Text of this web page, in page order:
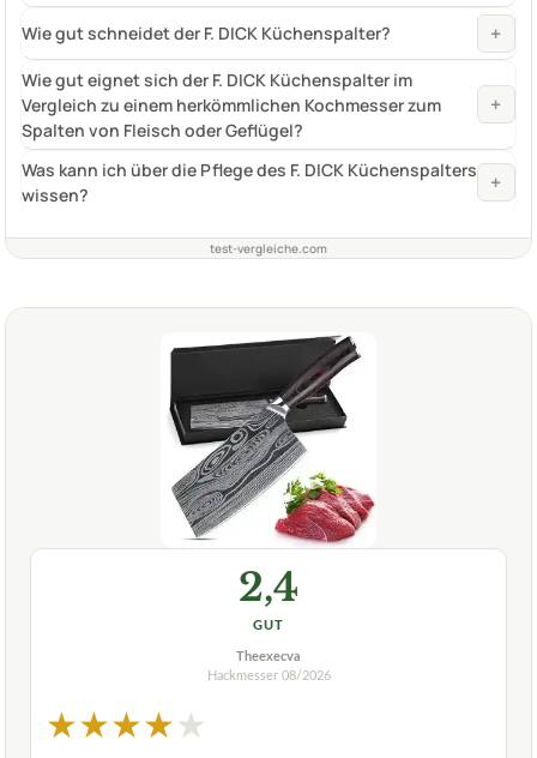
Wie gut schneidet der F. DICK Küchenspalter? +
Wie gut eignet sich der F. DICK Küchenspalter im
Vergleich zu einem herkömmlichen Kochmesser zum
Spalten von Fleisch oder Geflügel?
+
Was kann ich über die Pflege des F. DICK Küchenspalters
wissen?
+
test-vergleiche.com
2,4
GUT
Theexecva
Hackmesser 08/2026
★★★★★